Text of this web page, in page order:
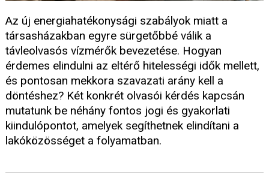
Az új energiahatékonysági szabályok miatt a
társasházakban egyre sürgetőbbé válik a
távleolvasós vízmérők bevezetése. Hogyan
érdemes elindulni az eltérő hitelességi idők mellett,
és pontosan mekkora szavazati arány kell a
döntéshez? Két konkrét olvasói kérdés kapcsán
mutatunk be néhány fontos jogi és gyakorlati
kiindulópontot, amelyek segíthetnek elindítani a
lakóközösséget a folyamatban.